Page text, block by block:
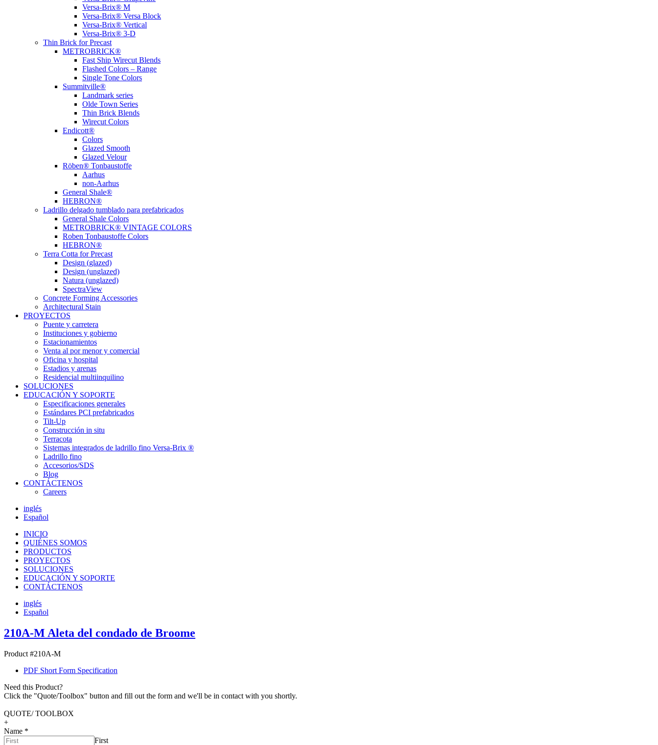
Versa-Brix® M
Versa-Brix® Versa Block
Versa-Brix® Vertical
Versa-Brix® 3-D
Thin Brick for Precast
METROBRICK®
Fast Ship Wirecut Blends
Flashed Colors – Range
Single Tone Colors
Summitville®
Landmark series
Olde Town Series
Thin Brick Blends
Wirecut Colors
Endicott®
Colors
Glazed Smooth
Glazed Velour
Röben® Tonbaustoffe
Aarhus
non-Aarhus
General Shale®
HEBRON®
Ladrillo delgado tumblado para prefabricados
General Shale Colors
METROBRICK® VINTAGE COLORS
Roben Tonbaustoffe Colors
HEBRON®
Terra Cotta for Precast
Design (glazed)
Design (unglazed)
Natura (unglazed)
SpectraView
Concrete Forming Accessories
Architectural Stain
PROYECTOS
Puente y carretera
Instituciones y gobierno
Estacionamientos
Venta al por menor y comercial
Oficina y hospital
Estadios y arenas
Residencial multiinquilino
SOLUCIONES
EDUCACIÓN Y SOPORTE
Especificaciones generales
Estándares PCI prefabricados
Tilt-Up
Construcción in situ
Terracota
Sistemas integrados de ladrillo fino Versa-Brix ®
Ladrillo fino
Accesorios/SDS
Blog
CONTÁCTENOS
Careers
inglés
Español
INICIO
QUIÉNES SOMOS
PRODUCTOS
PROYECTOS
SOLUCIONES
EDUCACIÓN Y SOPORTE
CONTÁCTENOS
inglés
Español
210A-M Aleta del condado de Broome
Product #210A-M
PDF Short Form Specification
Need this Product?
Click the "Quote/Toolbox" button and fill out the form and we'll be in contact with you shortly.
QUOTE/ TOOLBOX
+
Name *
First